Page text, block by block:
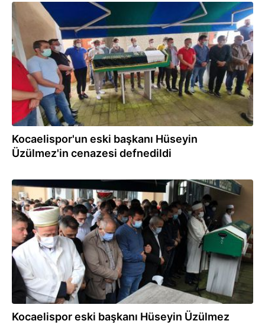
21.06.2021
Kocaelispor'un eski başkanı Hüseyin
Üzülmez'in cenazesi defnedildi
21.06.2021
Kocaelispor eski başkanı Hüseyin Üzülmez